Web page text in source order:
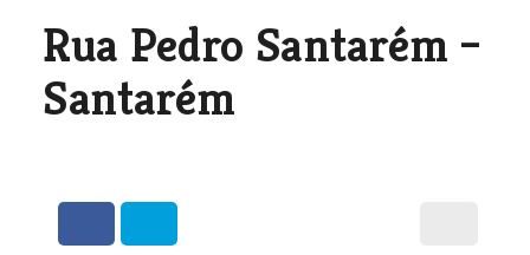
Rua Pedro Santarém –
Santarém